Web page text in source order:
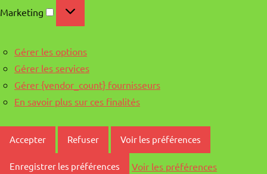
Marketing Marketing
Gérer les options
Gérer les services
Gérer {vendor_count} fournisseurs
En savoir plus sur ces finalités
Accepter Refuser Voir les préférences
Enregistrer les préférences Voir les préférences